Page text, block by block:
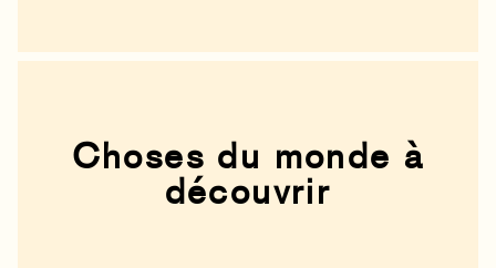
Choses du monde à
découvrir